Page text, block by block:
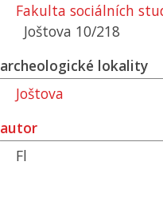
Fakulta sociálních
Joštova 10/218
archeologické lokality
Joštova
autor
Fl